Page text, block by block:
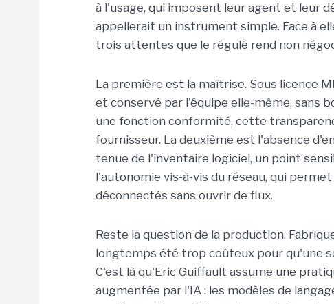
à l'usage, qui imposent leur agent et leur
appellerait un instrument simple. Face à
trois attentes que le régulé rend non
La première est la maîtrise. Sous licence
et conservé par l'équipe elle-même, sans
une fonction conformité, cette
fournisseur. La deuxième est l'absence
tenue de l'inventaire logiciel, un point
l'autonomie vis-à-vis du réseau, qui
déconnectés sans ouvrir de flux.
Reste la question de la production.
longtemps été trop coûteux pour qu'une
C'est là qu'Eric Guiffault assume une
augmentée par l'IA : les modèles de